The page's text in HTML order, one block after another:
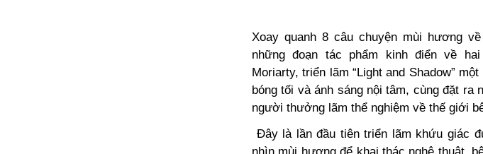
Xoay quanh 8 câu chuyện mùi hương
những đoạn tác phẩm kinh điển về
Moriarty, triển lãm “Light and Shadow”
bóng tối và ánh sáng nội tâm, cùng đặt ra
người thưởng lãm thể nghiệm về thế giới
Đây là lần đầu tiên triển lãm khứu giác
nhìn mùi hương để khai thác nghệ thuật,